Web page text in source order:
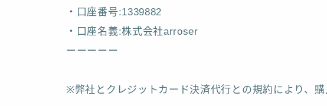
・口座番号:1339882
・口座名義:株式会社arroser
ーーーーー
※弊社とクレジットカード決済代行との規約により、購